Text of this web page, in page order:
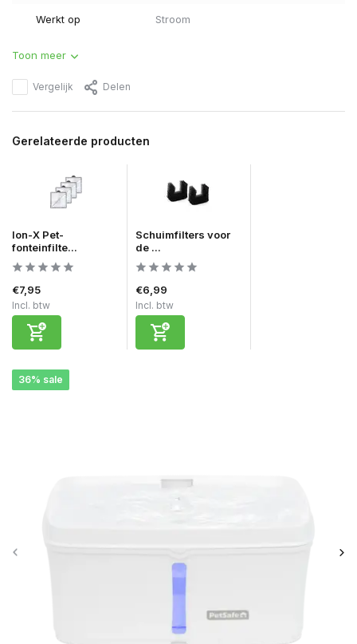
36% sale
Werkt op Stroom
Toon meer
Vergelijk Delen
Gerelateerde producten
Ion-X Pet-
fonteinfilte...
€7,95
Incl. btw
Schuimfilters voor
de ...
€6,99
Incl. btw